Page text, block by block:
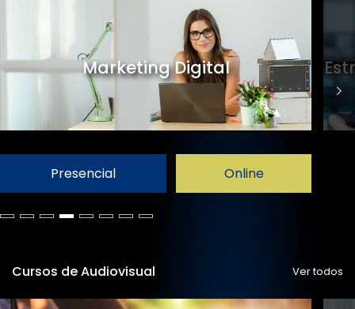
Marketing Digital
Presencial Online
Cursos de Audiovisual Ver todos